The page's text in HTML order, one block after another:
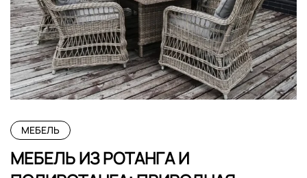
МЕБЕЛЬ
МЕБЕЛЬ ИЗ РОТАНГА И